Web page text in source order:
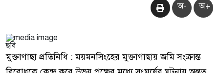
অ- অ+
ছবি
মুক্তাগাছা প্রতিনিধি : ময়মনসিংহের মুক্তাগাছায় জমি সংক্রান্ত